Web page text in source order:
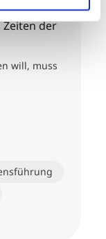
Zeiten der
will, muss